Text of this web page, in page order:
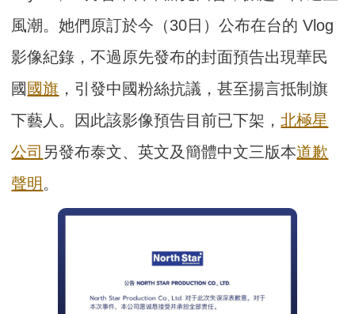
風潮。她們原訂於今（30日）公布在台的 Vlog
影像紀錄，不過原先發布的封面預告出現華民
國國旗 ，引發中國粉絲抗議，甚至揚言抵制旗
下藝人。因此該影像預告目前已下架，北極星
公司 另發布泰文、英文及簡體中文三版本道歉
聲明。